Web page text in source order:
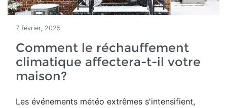
7 février, 2025
Comment le réchauffement
climatique affectera-t-il votre
maison?
Les événements météo extrêmes s'intensifient,